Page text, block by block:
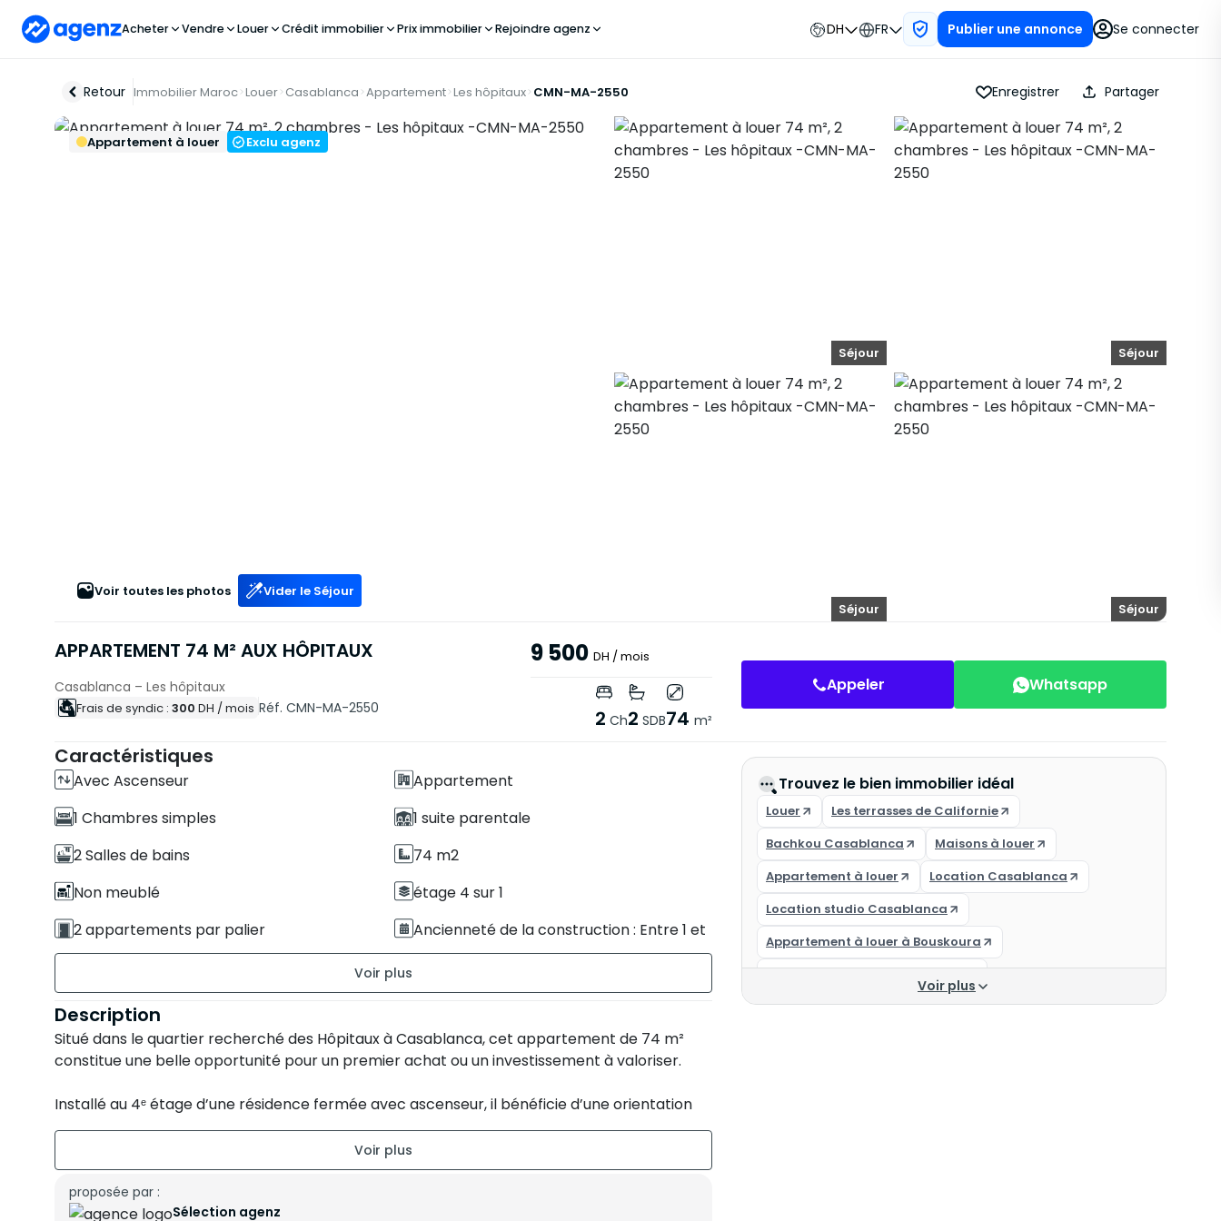
Acheter Vendre Louer Crédit immobilier Prix immobilier Rejoindre agenz DH FR Publier une annonce Se connecter
Retour Immobilier Maroc Louer Casablanca Appartement Les hôpitaux CMN-MA-2550 Enregistrer Partager
Voir toutes les photos Vider le Séjour
Appartement à louer Exclu agenz
Séjour Séjour
Séjour Séjour
APPARTEMENT 74 M² AUX HÔPITAUX 9 500 DH / mois
Casablanca – Les hôpitaux
Frais de syndic : 300 DH / mois Réf. CMN-MA-2550 2 Ch2 SDB74 m²
Appeler Whatsapp
Caractéristiques
Avec Ascenseur
Appartement
1 Chambres simples
1 suite parentale
2 Salles de bains
74 m2
Non meublé
étage 4 sur 1
2 appartements par palier
Ancienneté de la construction : Entre 1 et
5 ans
État du bien : Travaux à prévoir
Résidence sécurisée
Parking titré : 1 Place
Orientation des chambres : Nord-Est
Description
Situé dans le quartier recherché des Hôpitaux à Casablanca, cet appartement de 74 m²
constitue une belle opportunité pour un premier achat ou un investissement à valoriser.
Installé au 4ᵉ étage d’une résidence fermée avec ascenseur, il bénéficie d’une orientation
Sud-Ouest assurant un ensoleillement optimal et une atmosphère chaleureuse tout au long
Caractéristiques principales :
proposée par :
Sélection agenz
Trouvez le bien immobilier idéal
Louer
Les terrasses de Californie
Bachkou Casablanca
Maisons à louer
Appartement à louer
Location Casablanca
Location studio Casablanca
Appartement à louer à Bouskoura
Appartement à louer Bouskoura
Voir plus